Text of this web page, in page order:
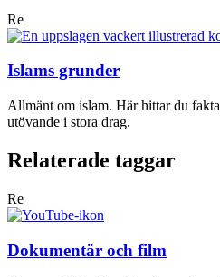
Re
Islams grunder
Allmänt om islam. Här hittar du
utövande i stora drag.
Relaterade taggar
Re
Dokumentär och film